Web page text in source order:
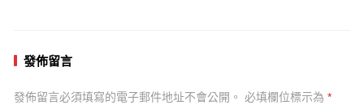
發佈留言
發佈留言必須填寫的電子郵件地址不會公開。 必填欄位標示為 *